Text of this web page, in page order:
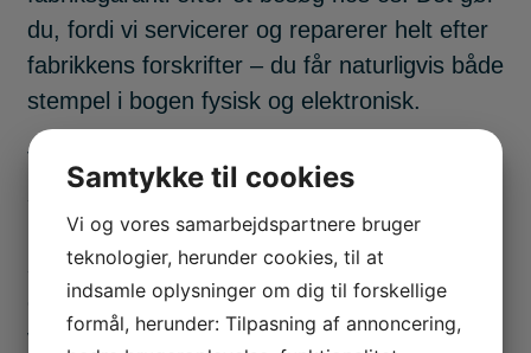
du, fordi vi servicerer og reparerer helt efter
fabrikkens forskrifter – du får naturligvis både
stempel i bogen fysisk og elektronisk.
Vi bruger naturligvis også reservedele af den
samme gode kvalitet, som dem din bil er
leveret med. Du får altså fuldstændigt
samme og professionelle service som ved
det lokale mærkeværksted – hos Ketner har
vi bare skåret noget af prisen. Kvaliteten af
Samtykke til cookies
Vi og vores samarbejdspartnere bruger
teknologier, herunder cookies, til at
indsamle oplysninger om dig til forskellige
formål, herunder: Tilpasning af annoncering,